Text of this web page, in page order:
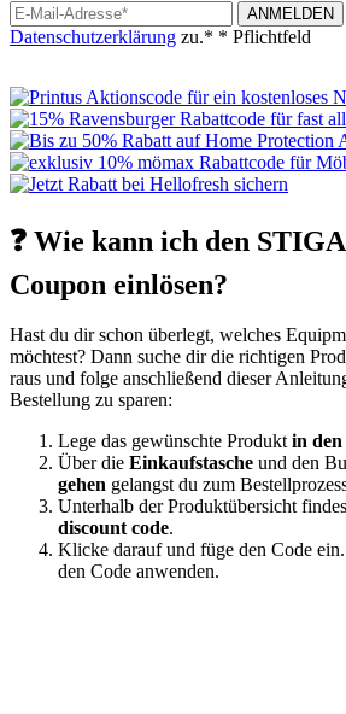
ANMELDEN
Datenschutzerklärung zu.* * Pflichtfeld
❓ Wie kann ich den
Coupon einlösen?
Hast du dir schon überlegt, welches
möchtest? Dann suche dir die richtigen
raus und folge anschließend dieser
Bestellung zu sparen:
Lege das gewünschte Produktin
Über die Einkaufstasche und den
gehen gelangst du zum
Unterhalb der Produktübersicht
discount code.
Klicke darauf und füge den Code
den Code anwenden.